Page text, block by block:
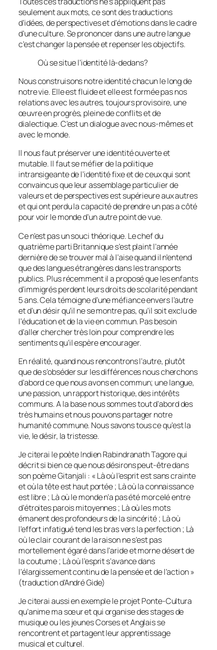
seulement aux mots, ce sont des traductions
d’idées, de perspectives et d’émotions dans le cadre
d’une culture. Se prononcer dans une autre langue
c’est changer la pensée et repenser les objectifs.
Où se situe l’identité là-dedans?
Nous construisons notre identité chacun le long de
notre vie. Elle est fluide et elle est formée pas nos
relations avec les autres, toujours provisoire, une
œuvre en progrès, pleine de conflits et de
dialectique. C’est un dialogue avec nous-mêmes et
avec le monde.
Il nous faut préserver une identité ouverte et
mutable. Il faut se méfier de la politique
intransigeante de l’identité fixe et de ceux qui sont
convaincus que leur assemblage particulier de
valeurs et de perspectives est supérieure aux autres
et qui ont perdu la capacité de prendre un pas a côté
pour voir le monde d’un autre point de vue.
Ce n’est pas un souci théorique. Le chef du
quatrième parti Britannique s’est plaint l’année
dernière de se trouver mal à l’aise quand il n’entend
que des langues étrangères dans les transports
publics. Plus récemment il a proposé que les enfants
d’immigrés perdent leurs droits de scolarité pendant
5 ans. Cela témoigne d’une méfiance envers l’autre
et d’un désir qu’il ne se montre pas, qu’il soit exclu de
l’éducation et de la vie en commun. Pas besoin
d’aller chercher très loin pour comprendre les
sentiments qu’il espère encourager.
En réalité, quand nous rencontrons l’autre, plutôt
que de s’obséder sur les différences nous cherchons
d’abord ce que nous avons en commun; une langue,
une passion, un rapport historique, des intérêts
communs. A la base nous sommes tout d’abord des
très humains et nous pouvons partager notre
humanité commune. Nous savons tous ce qu’est la
vie, le désir, la tristesse.
Je citerai le poète Indien Rabindranath Tagore qui
décrit si bien ce que nous désirons peut-être dans
son poèmeGitanjali : «Là où l’esprit est sans crainte
et où la tête est haut portée ; Là où la connaissance
est libre ; Là où le monde n’a pas été morcelé entre
d’étroites parois mitoyennes ; Là où les mots
émanent des profondeurs de la sincérité ; Là où
l’effort infatigué tend les bras vers la perfection ; Là
où le clair courant de la raison ne s’est pas
mortellement égaré dans l’aride et morne désert de
la coutume ; Là où l’esprit s’avance dans
l’élargissement continu de la pensée et de l’action»
(traduction d’André Gide)
Je citerai aussi en exemple le projetPonte-Cultura
qu’anime ma sœur et qui organise des stages de
musique ou les jeunes Corses et Anglais se
rencontrent et partagent leur apprentissage
musical et culturel.